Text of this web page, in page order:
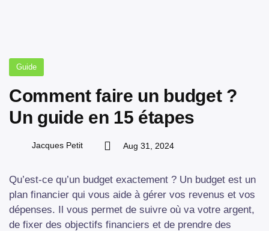
Guide
Comment faire un budget ?
Un guide en 15 étapes
Jacques Petit Aug 31, 2024
Qu’est-ce qu’un budget exactement ? Un budget est un
plan financier qui vous aide à gérer vos revenus et vos
dépenses. Il vous permet de suivre où va votre argent,
de fixer des objectifs financiers et de prendre des